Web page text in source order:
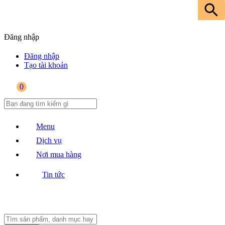
Đăng nhập
Đăng nhập
Tạo tài khoản
0
Menu
Dịch vụ
Nơi mua hàng
Tin tức